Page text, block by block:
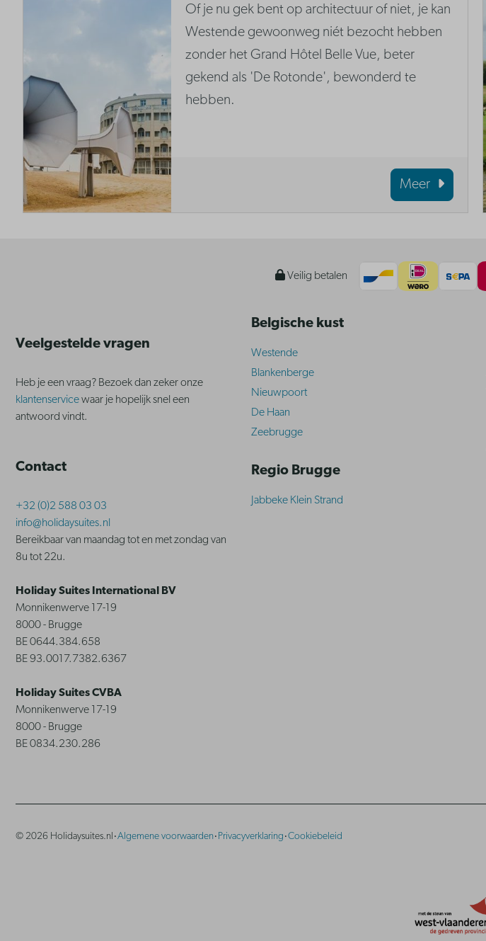
Of je nu gek bent op architectuur of niet, je kan
Westende gewoonweg niét bezocht hebben
zonder het Grand Hôtel Belle Vue, beter
gekend als 'De Rotonde', bewonderd te
hebben.
Meer
Veilig betalen
Veelgestelde vragen
Heb je een vraag? Bezoek dan zeker onze
klantenservicewaar je hopelijk snel een
antwoord vindt.
Contact
+32 (0)2 588 03 03
info@holidaysuites.nl
Bereikbaar van maandag tot en met zondag van
8u tot 22u.
Holiday Suites International BV
Monnikenwerve 17-19
8000 - Brugge
BE 0644.384.658
BE 93.0017.7382.6367
Holiday Suites CVBA
Monnikenwerve 17-19
8000 - Brugge
BE 0834.230.286
Belgische kust
Westende
Blankenberge
Nieuwpoort
De Haan
Zeebrugge
Regio Brugge
Jabbeke Klein Strand
© 2026 Holidaysuites.nl ·Algemene voorwaarden· Privacyverklaring ·Cookiebeleid